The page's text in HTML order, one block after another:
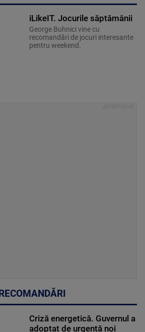
iLikeIT. Jocurile săptămânii
George Buhnici vine cu
recomandări de jocuri interesante
pentru weekend.
RECOMANDĂRI
Criză energetică. Guvernul a
adoptat de urgență noi